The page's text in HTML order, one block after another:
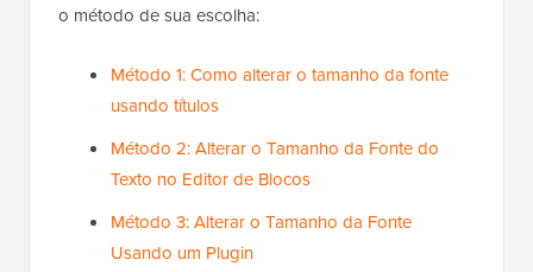
o método de sua escolha:
Método 1: Como alterar o tamanho da fonte
usando títulos
Método 2: Alterar o Tamanho da Fonte do
Texto no Editor de Blocos
Método 3: Alterar o Tamanho da Fonte
Usando um Plugin